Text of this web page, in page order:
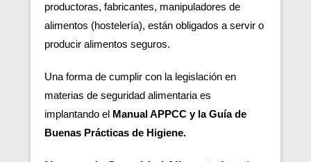
productoras, fabricantes, manipuladores de
alimentos (hostelería), están obligados a servir o
producir alimentos seguros.
Una forma de cumplir con la legislación en
materias de seguridad alimentaria es
implantando el Manual APPCC y la Guía de
Buenas Prácticas de Higiene.